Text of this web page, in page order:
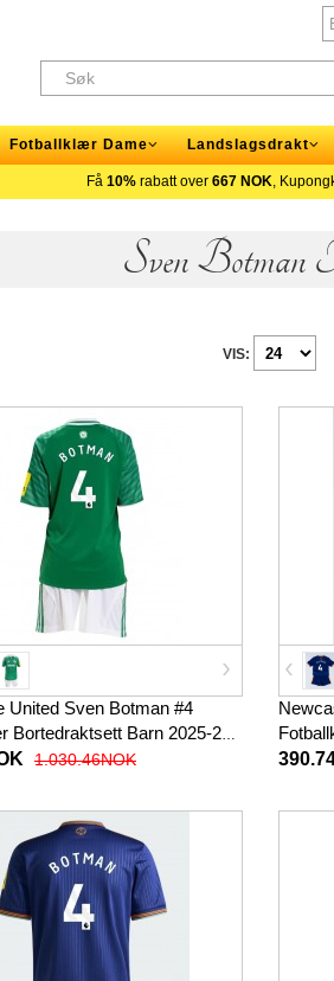
Fotballklær Dame Landslagsdrakt
Få 10% rabatt over 667 NOK,
Sven
VIS:
United Sven Botman #4
Bortedraktsett Barn 2025-26
(+ korte bukser)
1.030.46NOK